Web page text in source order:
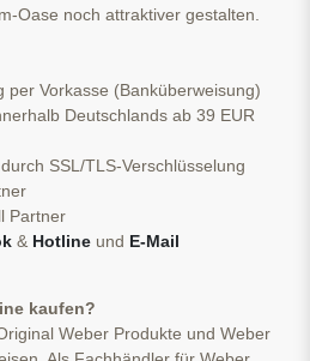
Oase noch attraktiver gestalten.
per Vorkasse (Banküberweisung)
Deutschlands ab 39 EUR
SSL/TLS-Verschlüsselung
Partner
& Hotline und E-Mail
kaufen?
Weber Produkte und Weber